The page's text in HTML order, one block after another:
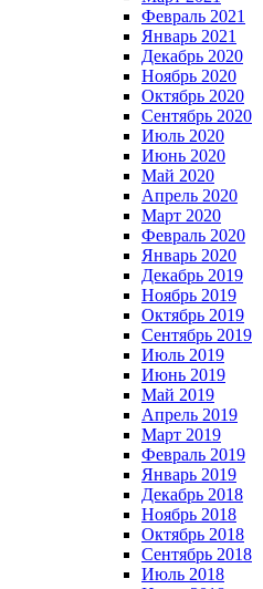
Февраль 2021
Январь 2021
Декабрь 2020
Ноябрь 2020
Октябрь 2020
Сентябрь 2020
Июль 2020
Июнь 2020
Май 2020
Апрель 2020
Март 2020
Февраль 2020
Январь 2020
Декабрь 2019
Ноябрь 2019
Октябрь 2019
Сентябрь 2019
Июль 2019
Июнь 2019
Май 2019
Апрель 2019
Март 2019
Февраль 2019
Январь 2019
Декабрь 2018
Ноябрь 2018
Октябрь 2018
Сентябрь 2018
Июль 2018